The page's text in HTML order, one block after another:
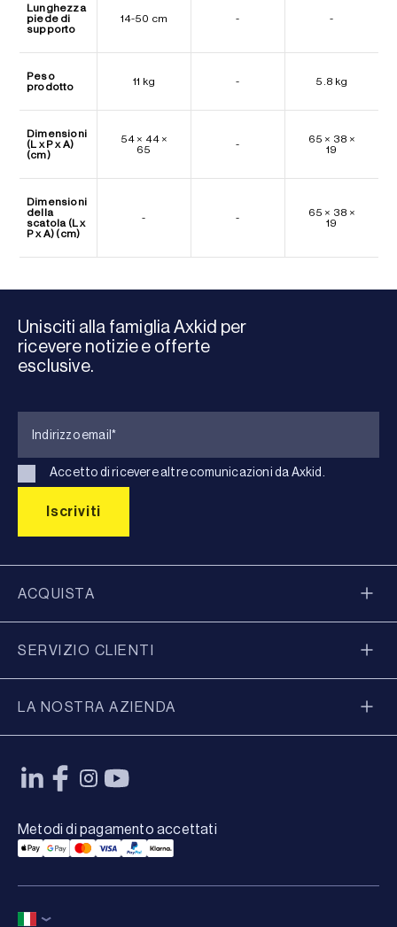
Lunghezza
piede di
supporto
14-50 cm - -
Peso
prodotto
11 kg - 5.8 kg
Dimensioni
(L x P x A)
(cm)
54 × 44 ×
65
-
65 × 38 ×
19
Dimensioni
della
scatola (L x
P x A) (cm)
- -
65 × 38 ×
19
Unisciti alla famiglia Axkid per
ricevere notizie e offerte
esclusive.
Accetto di ricevere altre comunicazioni da Axkid.
ACQUISTA
SERVIZIO CLIENTI
LA NOSTRA AZIENDA
Metodi di pagamento accettati
Applepay Payment
Googlepay Payment
Mastercard Payment
Visa Payment
Paypal Payment
Klarna Payment